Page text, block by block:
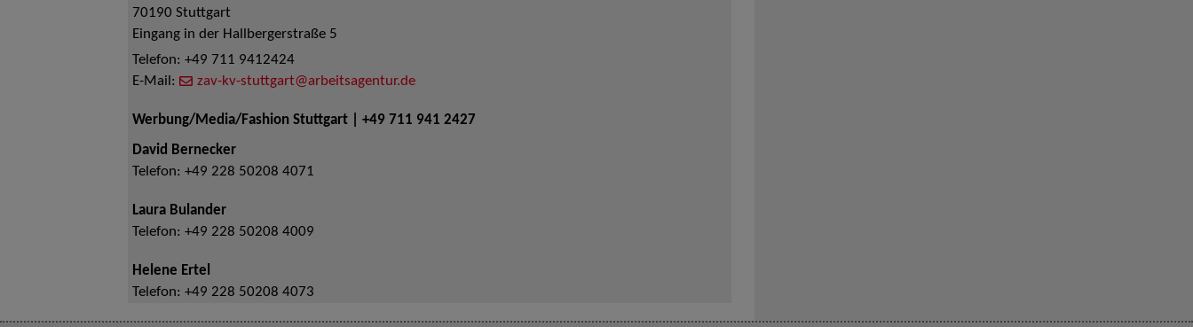
70190 Stuttgart
Eingang in der Hallbergerstraße 5
Telefon: +49 711 9412424
E-Mail:
zav-kv-stuttgart@arbeitsagentur.de
Werbung/Media/Fashion Stuttgart | +49 711 941 2427
David Bernecker
Telefon: +49 228 50208 4071
Laura Bulander
Telefon: +49 228 50208 4009
Helene Ertel
Telefon: +49 228 50208 4073